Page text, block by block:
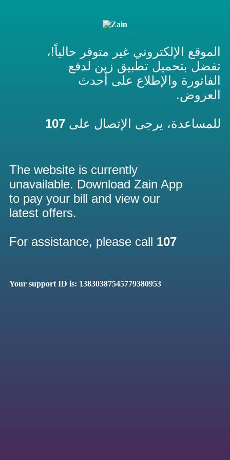
الموقع الإلكتروني غير متوفر حالياً!،
تفضل بتحميل تطبيق زين لدفع
الفاتورة والإطلاع على أحدث
العروض.
للمساعدة، يرجى الإتصال على 107
The website is currently
unavailable. Download Zain App
to pay your bill and view our
latest offers.
For assistance, please call 107
Your support ID is: 13830387545779380953